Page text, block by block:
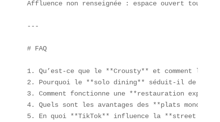
Affluence non renseignée : espace ouvert toute
---
# FAQ
1. Qu’est-ce que le **Crousty** et comment le
2. Pourquoi le **solo dining** séduit-il de
3. Comment fonctionne une **restauration
4. Quels sont les avantages des **plats mono-
5. En quoi **TikTok** influence la **street